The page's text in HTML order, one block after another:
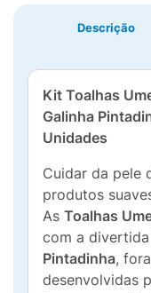
Descrição
Kit Toalhas
Galinha
Unidades
Cuidar da pele
produtos
As Toalhas
com a
Pintadinha,
desenvolvidas